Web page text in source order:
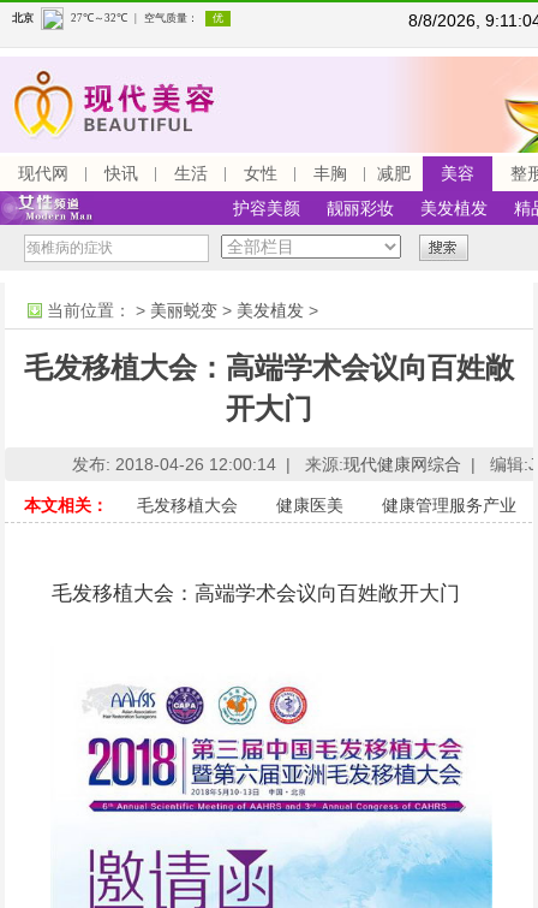
8/8/2026,
现代网 快讯 生活 女性 丰胸 减肥 美容
整
护容美颜
靓丽彩妆 美发植发 精
当前位置： > 美丽蜕变 > 美发植发 >
毛发移植大会：高端学术会议向百姓敞
开大门
发布: 2018-04-26 12:00:14 | 来源:现代健康网综合 | 编辑
本文相关： 毛发移植大会 健康医美 健康管理服务产业
毛发移植大会：高端学术会议向百姓敞开大门